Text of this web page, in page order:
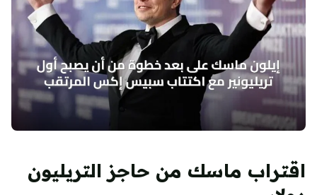
اقتراب ماسك من حاجز التريليون